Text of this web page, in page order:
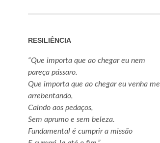
RESILIÊNCIA
“Que importa que ao chegar eu nem
pareça pássaro.
Que importa que ao chegar eu venha me
arrebentando,
Caindo aos pedaços,
Sem aprumo e sem beleza.
Fundamental é cumprir a missão